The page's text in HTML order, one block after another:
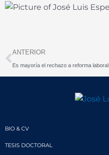
Prev
ANTERIOR
Es mayoría el rechazo a reforma laboral
BIO & CV
TESIS DOCTORAL